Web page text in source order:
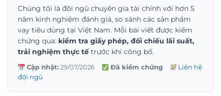
Chúng tôi là đội ngũ chuyên gia tài chính với hơn 5
năm kinh nghiệm đánh giá, so sánh các sản phẩm
vay tiêu dùng tại Việt Nam. Mỗi bài viết được kiểm
chứng qua: kiểm tra giấy phép, đối chiếu lãi suất,
trải nghiệm thực tếtrước khi công bố.
Cập nhật:29/07/2026 Đã kiểm chứng
Liên hệ
đội ngũ